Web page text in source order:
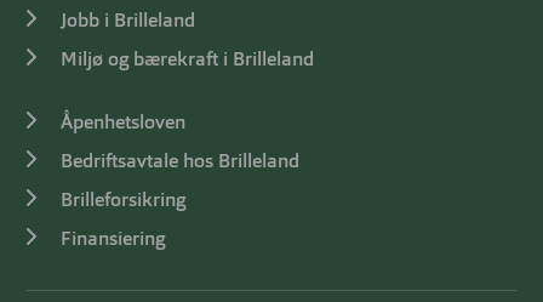
Jobb i Brilleland
Miljø og bærekraft i Brilleland
Åpenhetsloven
Bedriftsavtale hos Brilleland
Brilleforsikring
Finansiering